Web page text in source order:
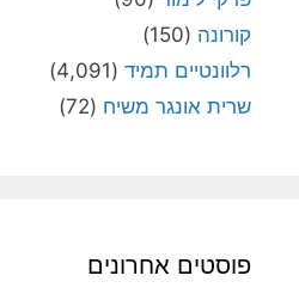
קורונה (150)
רלוונטיים תמיד (4,091)
שרית אונגר משיח (72)
פוסטים אחרונים